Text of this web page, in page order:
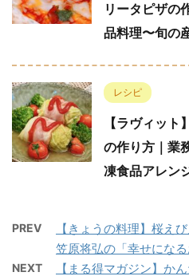
リータピザの
品料理〜旬の
レシピ
【ラヴィッ
の作り方｜業
凍食品アレン
PREV
【きょうの料理】桜え
笠原将弘の「幸せにな
NEXT
【まる得マガジン】か